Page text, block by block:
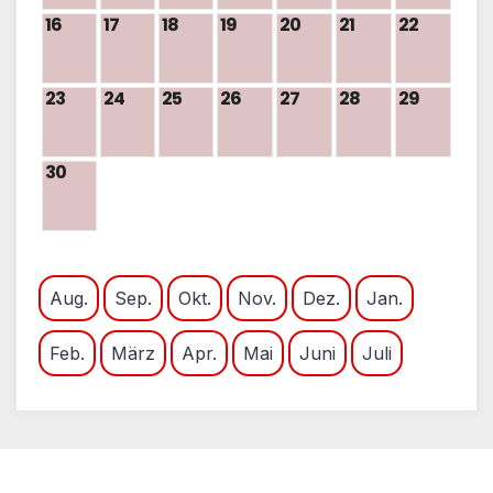
16 17 18 19 20 21 22
23 24 25 26 27 28 29
30
Aug. Sep. Okt. Nov. Dez. Jan.
Feb. März Apr. Mai Juni Juli